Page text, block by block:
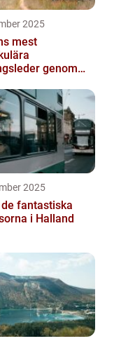
2025
mest
genom
2025
de fantastiska
i Halland